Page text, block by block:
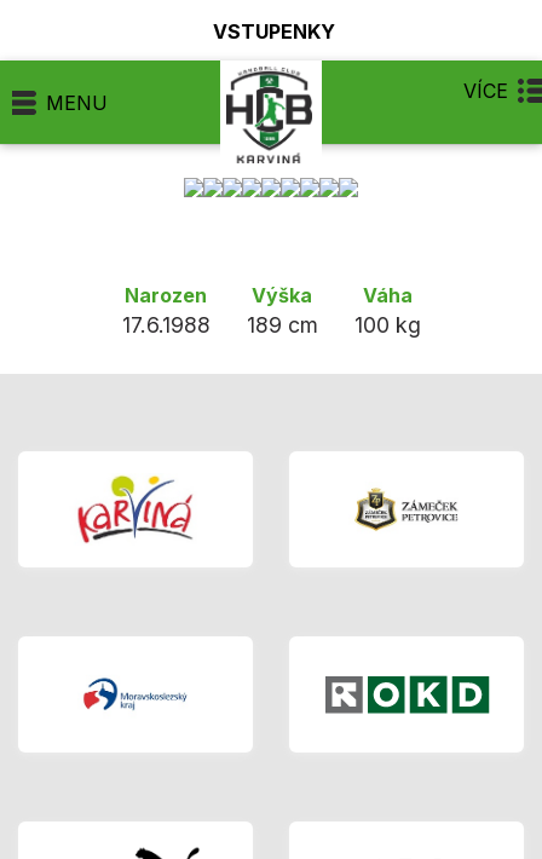
VSTUPENKY
MENU VÍCE
Narozen
17.6.1988
Výška
189 cm
Váha
100 kg